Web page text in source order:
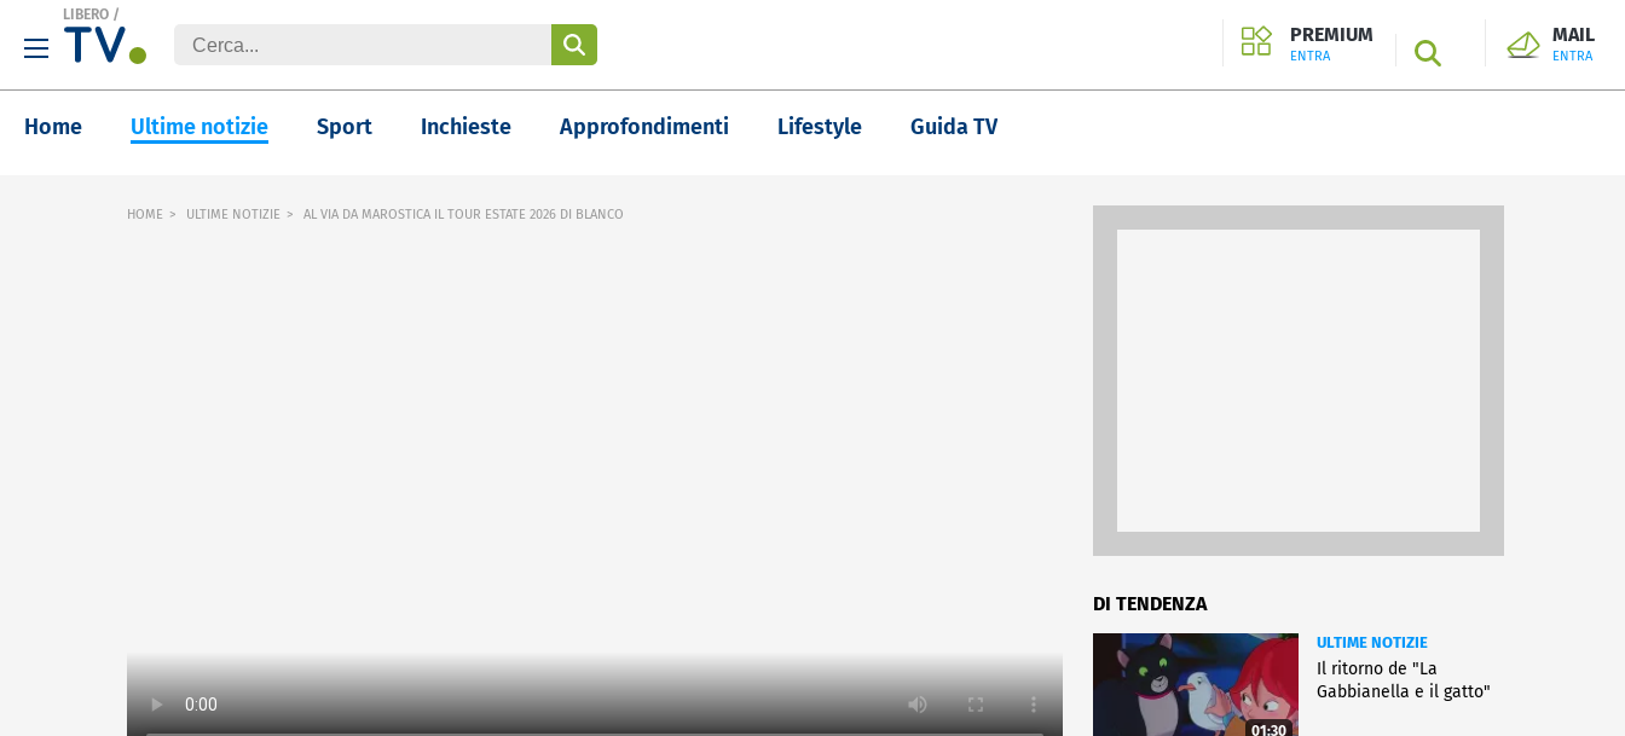
LIBERO /
PREMIUM
ENTRA SEARCH
MAIL
ENTRA
Home Ultime notizie Sport Inchieste Approfondimenti Lifestyle Guida TV
HOME ULTIME NOTIZIE AL VIA DA MAROSTICA IL TOUR ESTATE 2026 DI BLANCO
DI TENDENZA
01:30
ULTIME NOTIZIE
Il ritorno de "La
Gabbianella e il gatto"